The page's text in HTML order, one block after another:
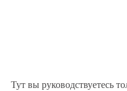
Тут вы руководствуетесь